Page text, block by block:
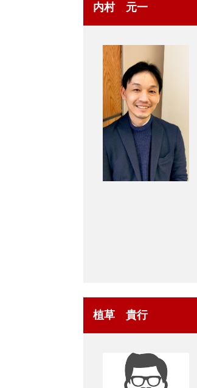
内村 元一
植草 貴行